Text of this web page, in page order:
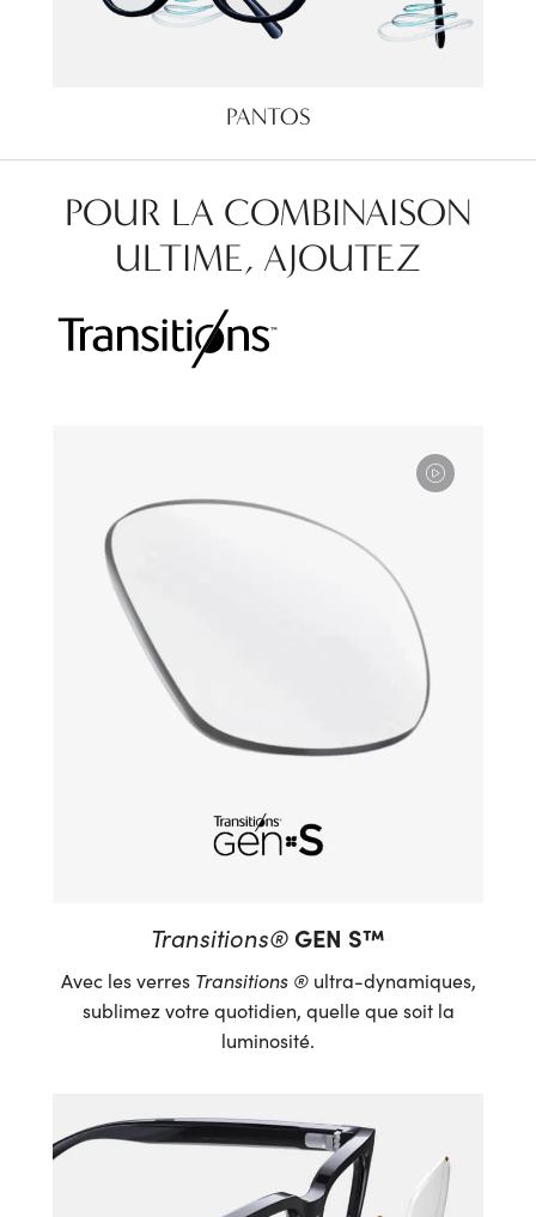
PANTOS
POUR LA COMBINAISON
ULTIME, AJOUTEZ
Transitions®GEN S™
Avec les verres Transitions ®ultra-dynamiques,
sublimez votre quotidien, quelle que soit la
luminosité.